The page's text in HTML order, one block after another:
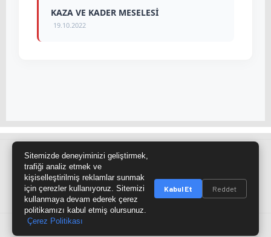
KAZA VE KADER MESELESİ
19.10.2022
Site Haritası RSS Kaynağı
@cumra_postasi
Sitemizde deneyiminizi geliştirmek,
trafiği analiz etmek ve
kişiselleştirilmiş reklamlar sunmak
için çerezler kullanıyoruz. Sitemizi
kullanmaya devam ederek çerez
politikamızı kabul etmiş olursunuz.
Çerez Politikası
Kabul Et Reddet